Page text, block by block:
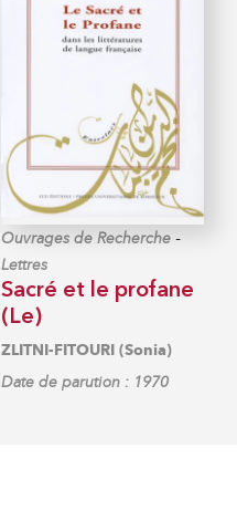
Ouvrages de Recherche -
Lettres
Sacré et le profane
(Le)
ZLITNI-FITOURI (Sonia)
Date de parution : 1970